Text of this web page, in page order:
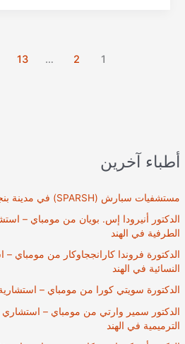
أطباء آخرين
مستشفيات سبارش (SPARSH) في مدينة بنجالور
الدكتور أنيرودا إس. بويان من مومباي –
الطرفية في الهند
الدكتورة فروندا كارانججاوكار من مومباي –
النسائية في الهند
الدكتورة سويتي كورا من مومباي –
الدكتور سمير وارتي من مومباي – استشاري
الترميمية في الهند
دلهي،
الهند
1
2
…
13